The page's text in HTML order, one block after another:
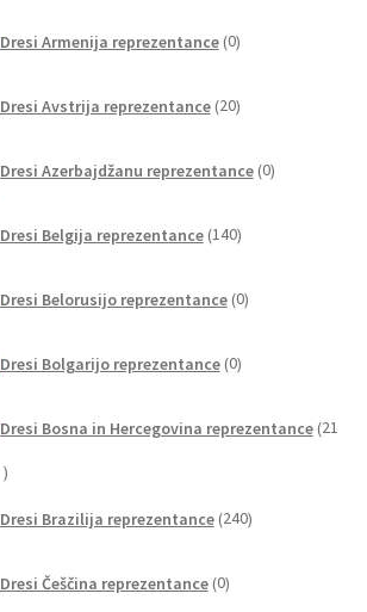
Dresi Armenija reprezentance 0izdelkov
Dresi Avstrija reprezentance 20izdelkov
Dresi Azerbajdžanu reprezentance 0izdelkov
Dresi Belgija reprezentance 140izdelkov
Dresi Belorusijo reprezentance 0izdelkov
Dresi Bolgarijo reprezentance 0izdelkov
Dresi Bosna in Hercegovina reprezentance 21
21
Dresi Brazilija reprezentance 240izdelkov
Dresi Češčina reprezentance 0izdelkov